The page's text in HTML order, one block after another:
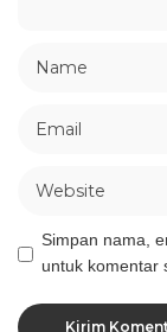
Simpan nama,
untuk komentar